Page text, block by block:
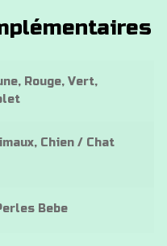
Rouge, Vert,
Chien / Chat
Bebe